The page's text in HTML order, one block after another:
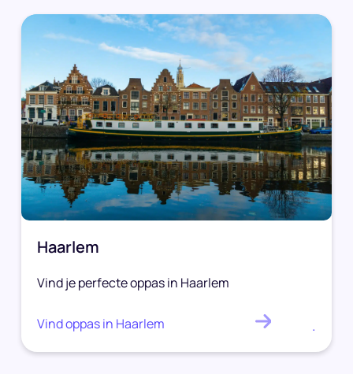
Haarlem
Vind je perfecte oppas in Haarlem
Vind oppas in Haarlem .